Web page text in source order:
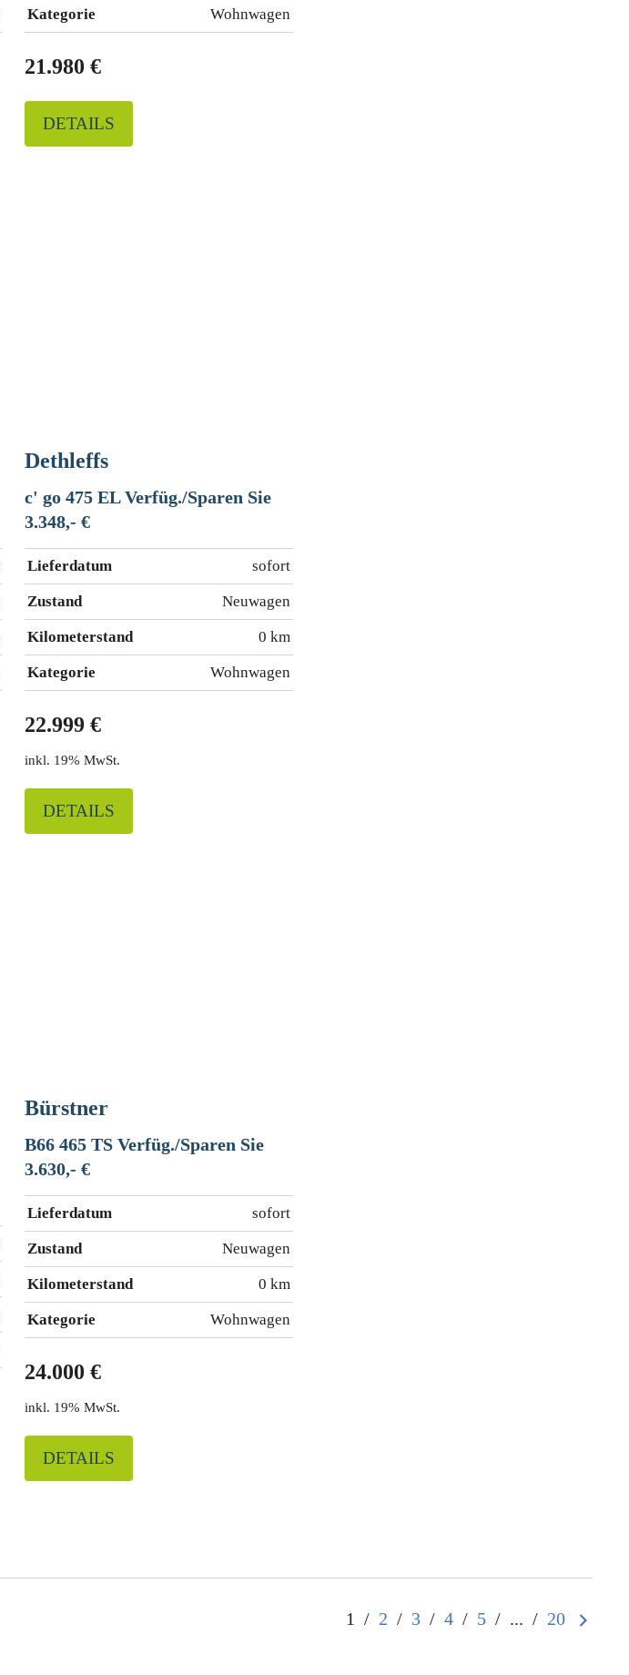
Kategorie Wohnwagen
21.980 €
DETAILS
Dethleffs
c' go 475 EL Verfüg./Sparen Sie
3.348,- €
Lieferdatum sofort
Zustand Neuwagen
Kilometerstand 0 km
Kategorie Wohnwagen
22.999 €
19% MwSt.
DETAILS
Bürstner
B66 465 TS Verfüg./Sparen Sie
3.630,- €
Lieferdatum sofort
Zustand Neuwagen
Kilometerstand 0 km
Kategorie Wohnwagen
24.000 €
19% MwSt.
DETAILS
1 / 2 / 3 / 4 / 5 / ... / 20